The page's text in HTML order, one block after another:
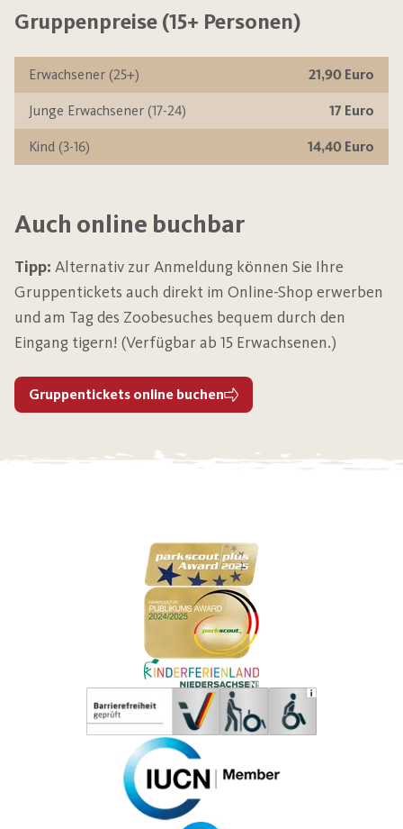
Gruppenpreise (15+ Personen)
Erwachsener (25+) 21,90 Euro
Junge Erwachsener (17-24) 17 Euro
Kind (3-16) 14,40 Euro
Auch online buchbar
Tipp: Alternativ zur Anmeldung können Sie Ihre
Gruppentickets auch direkt im Online-Shop erwerben
und am Tag des Zoobesuches bequem durch den
Eingang tigern! (Verfügbar ab 15 Erwachsenen.)
Gruppentickets online buchen